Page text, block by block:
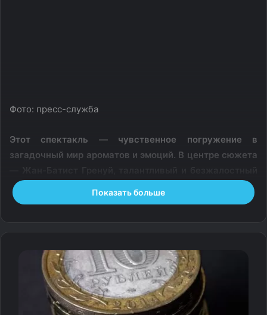
Фото: пресс-служба
Этот спектакль — чувственное погружение в
загадочный мир ароматов и эмоций. В центре сюжета
парфюмер, готовый пойти на любые меры ради
создания идеального аромата. Его поступки
другой — осуждение его жестокости.
Роль Гренуя блистательно исполняет Дмитрий Ермак —
актер, уже покоривший публику яркими работами в
таких знаковых мюзиклах, как «Зорро», «Призрак
Показать больше